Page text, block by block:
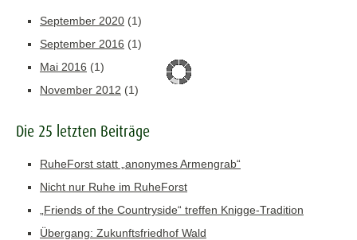
September 2020 (1)
September 2016 (1)
Mai 2016 (1)
November 2012 (1)
Die 25 letzten Beiträge
RuheForst statt „anonymes Armengrab“
Nicht nur Ruhe im RuheForst
„Friends of the Countryside“ treffen Knigge-Tradition
Übergang: Zukunftsfriedhof Wald